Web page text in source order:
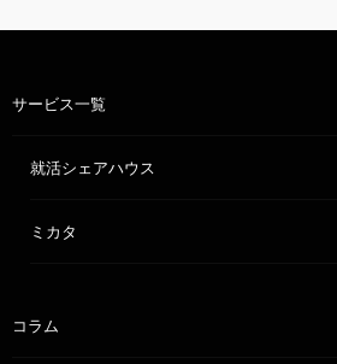
サービス一覧
就活シェアハウス
ミカタ
コラム